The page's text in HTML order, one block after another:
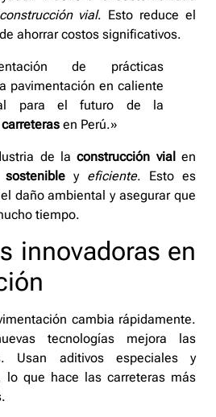
vial. Esto reduce el
ahorrar costos significativos.
de prácticas
pavimentación en caliente
para el futuro de la
en Perú.»
de laconstrucción vialen
sostenibley eficiente. Esto es
daño ambiental y asegurar que
tiempo.
innovadoras en
cambia rápidamente.
tecnologías mejora las
Usan aditivos especiales y
lo que hace las carreteras más